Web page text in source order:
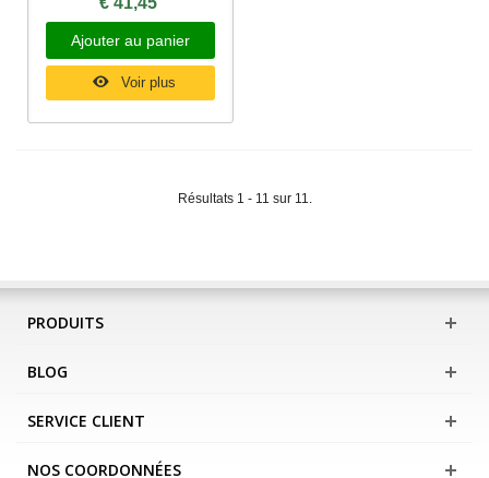
Ajouter au panier
Voir plus
Résultats 1 - 11 sur 11.
PRODUITS
BLOG
SERVICE CLIENT
NOS COORDONNÉES